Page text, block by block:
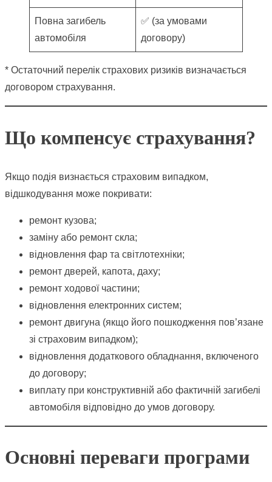
Повна загибель
автомобіля
✅ (за умовами
договору)
* Остаточний перелік страхових ризиків визначається
договором страхування.
Що компенсує страхування?
Якщо подія визнається страховим випадком,
відшкодування може покривати:
ремонт кузова;
заміну або ремонт скла;
відновлення фар та світлотехніки;
ремонт дверей, капота, даху;
ремонт ходової частини;
відновлення електронних систем;
ремонт двигуна (якщо його пошкодження пов’язане
зі страховим випадком);
відновлення додаткового обладнання, включеного
до договору;
виплату при конструктивній або фактичній загибелі
автомобіля відповідно до умов договору.
Основні переваги програми